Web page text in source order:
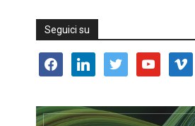
Seguici su
facebooklinkedin twitter youtube vimeo